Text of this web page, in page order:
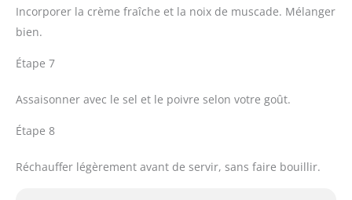
Incorporer la crème fraîche et la noix de muscade. Mélanger
bien.
Étape 7
Assaisonner avec le sel et le poivre selon votre goût.
Étape 8
Réchauffer légèrement avant de servir, sans faire bouillir.